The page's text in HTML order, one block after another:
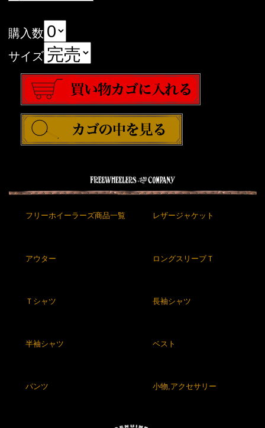
購入数
サイズ
フリーホイーラーズ商品一覧 レザージャケット
アウター ロングスリーブＴ
Ｔシャツ 長袖シャツ
半袖シャツ ベスト
パンツ 小物,アクセサリー